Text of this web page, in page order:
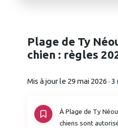
Plage de Ty
chien : règles
Mis à jour le 29 mai 2026 ·
À Plage de Ty
chiens sont